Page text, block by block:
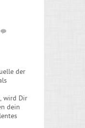
der
wird Dir
dein